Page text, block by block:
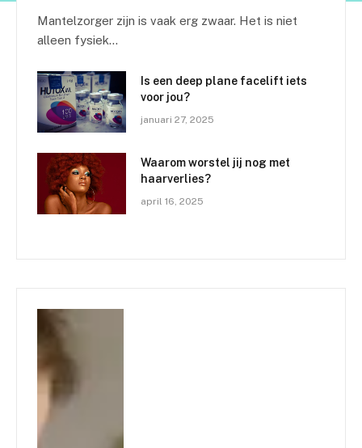
Mantelzorger zijn is vaak erg zwaar. Het is niet
alleen fysiek…
Is een deep plane facelift iets
voor jou?
januari 27, 2025
Waarom worstel jij nog met
haarverlies?
april 16, 2025